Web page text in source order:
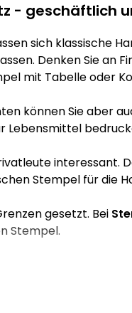
- geschäftlich
sich klassische
Denken Sie an
mit Tabelle oder
können Sie aber
Lebensmittel
interessant.
Stempel für die
gesetzt. Bei
Stempel.